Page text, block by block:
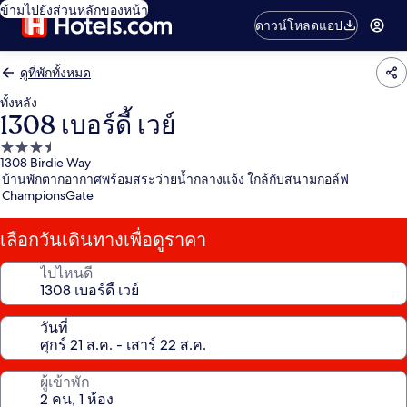
ข้ามไปยังส่วนหลักของหน้า
ดาวน์โหลดแอป
ดูที่พักทั้งหมด
ทั้งหลัง
1308 เบอร์ดี้ เวย์
ที่พัก
3.5
ดาว
1308 Birdie Way
บ้านพักตากอากาศพร้อมสระว่ายน้ำกลางแจ้ง ใกล้กับสนามกอล์ฟ
ChampionsGate
เลือกวันเดินทางเพื่อดูราคา
ไปไหนดี
วันที่
ผู้เข้าพัก